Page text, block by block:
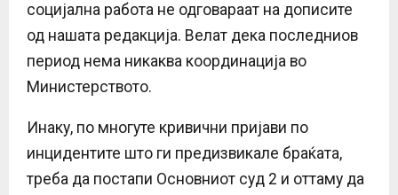
социјална работа не одговараат на дописите
од нашата редакција. Велат дека последниов
период нема никаква координација во
Министерството.
Инаку, по многуте кривични пријави по
инцидентите што ги предизвикале браќата,
треба да постапи Основниот суд 2 и оттаму да